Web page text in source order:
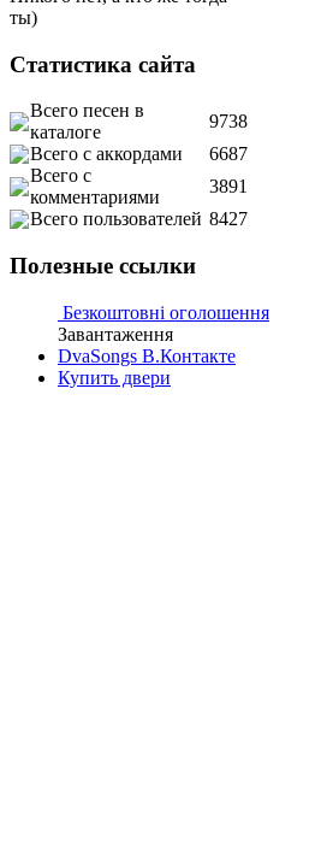
ты)
Статистика сайта
Всего песен в
каталоге
9738
Всего с аккордами
6687
Всего с
комментариями
3891
Всего пользователей 8427
Полезные ссылки
Безкоштовні оголошення
Завантаження
DvaSongs В.Контакте
Купить двери